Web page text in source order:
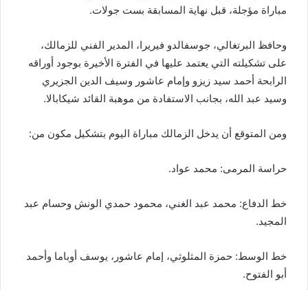
مباراة مؤجلة، قبل نهاية المسابقة بست جولات.
وحافظ البرتغالي، جوسفالدو فيريرا، المدير الفني للزمالك،
على تشكيلته التي يعتمد عليها في الفترة الأخيرة بوجود أوراقه
الرابحة أحمد سيد زيزو وإمام عاشور وسيف الدين الجزيري
وسيد عبد الله، بجانب الاستفادة من موهبة القائد شيكابالا.
ومن المتوقع أن يدخل الزمالك مباراة اليوم بتشكيل مكون من:
حراسة المرمى: محمد عواد.
خط الدفاع: محمد عبد الغني، محمود حمدي الونش وحسام عبد
المجيد.
خط الوسط: حمزة المثلوثي، إمام عاشور، يوسف أوباما وأحمد
أبو الفتوح.